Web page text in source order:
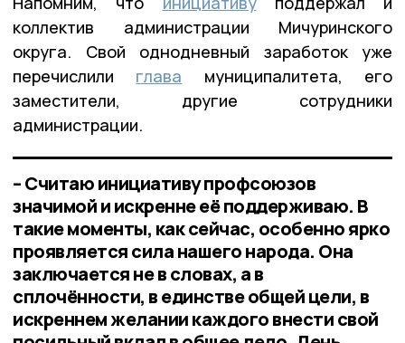
коллектив администрации Мичуринского
округа. Свой однодневный заработок уже
перечислили глава муниципалитета, его
заместители, другие сотрудники
администрации.
– Считаю инициативу профсоюзов
значимой и искренне её поддерживаю. В
такие моменты, как сейчас, особенно ярко
проявляется сила нашего народа. Она
заключается не в словах, а в
сплочённости, в единстве общей цели, в
искреннем желании каждого внести свой